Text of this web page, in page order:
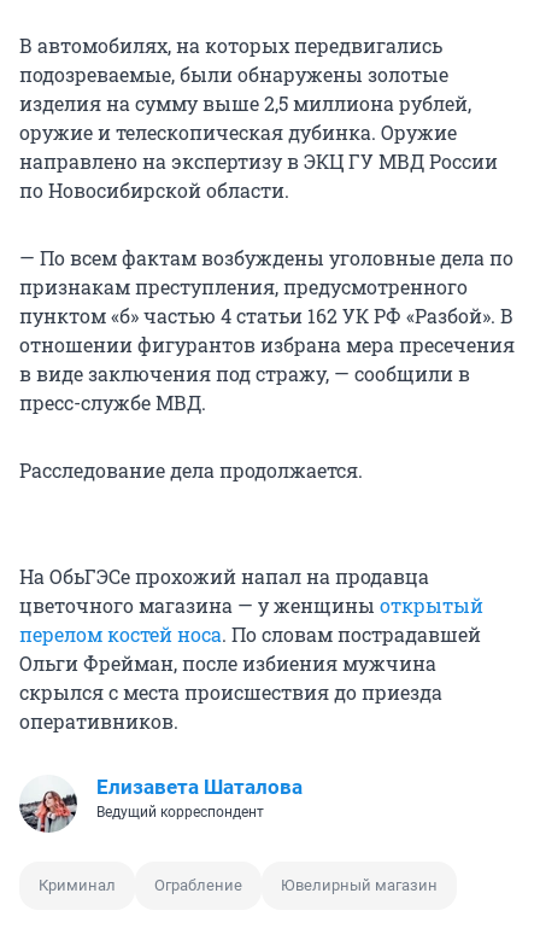
В автомобилях, на которых передвигались
подозреваемые, были обнаружены золотые
изделия на сумму выше 2,5 миллиона рублей,
оружие и телескопическая дубинка. Оружие
направлено на экспертизу в ЭКЦ ГУ МВД России
по Новосибирской области.
— По всем фактам возбуждены уголовные дела по
признакам преступления, предусмотренного
пунктом «б» частью 4 статьи 162 УК РФ «Разбой». В
отношении фигурантов избрана мера пресечения
в виде заключения под стражу, — сообщили в
пресс-службе МВД.
Расследование дела продолжается.
На ОбьГЭСе прохожий напал на продавца
цветочного магазина — у женщины открытый
перелом костей носа. По словам пострадавшей
Ольги Фрейман, после избиения мужчина
скрылся с места происшествия до приезда
оперативников.
Елизавета Шаталова
Ведущий корреспондент
Криминал Ограбление Ювелирный магазин